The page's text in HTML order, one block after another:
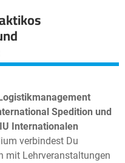
Logistikmanagement
Spedition und
IU Internationalen
verbindest Du
mit Lehrveranstaltungen